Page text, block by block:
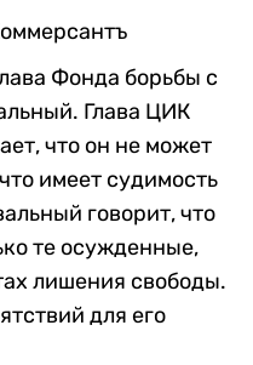
Фонда борьбы с
Глава ЦИК
что он не может
имеет судимость
говорит, что
те осужденные,
лишения свободы.
для его